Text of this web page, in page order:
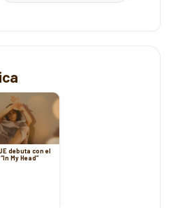
debuta con el
My Head”